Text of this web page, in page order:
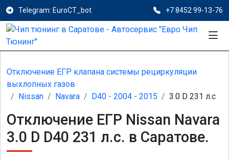
Telegram: EuroCT_bot +7 8452 99-13-76
Отключение ЕГР клапана системы рециркуляции
выхлопных газов
Nissan
Navara D40 - 2004 - 2015 3.0 D 231 л.с
Отключение ЕГР Nissan Navara
3.0 D D40 231 л.с. в Саратове.